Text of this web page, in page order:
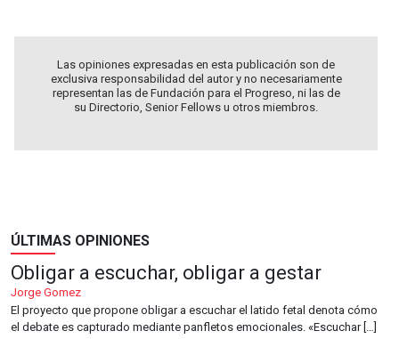
Las opiniones expresadas en esta publicación son de
exclusiva responsabilidad del autor y no necesariamente
representan las de Fundación para el Progreso, ni las de
su Directorio, Senior Fellows u otros miembros.
ÚLTIMAS OPINIONES
Obligar a escuchar, obligar a gestar
Jorge Gomez
El proyecto que propone obligar a escuchar el latido fetal denota cómo
el debate es capturado mediante panfletos emocionales. «Escuchar […]